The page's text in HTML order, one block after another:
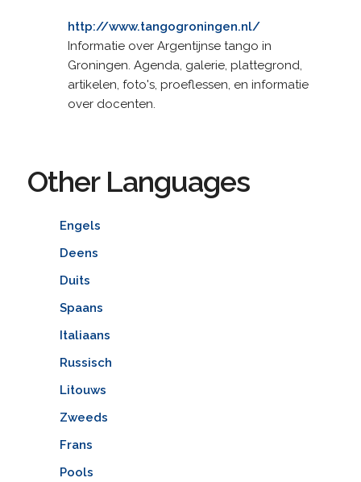
http://www.tangogroningen.nl/
Informatie over Argentijnse tango in
Groningen. Agenda, galerie, plattegrond,
artikelen, foto's, proeflessen, en informatie
over docenten.
Other Languages
Engels
Deens
Duits
Spaans
Italiaans
Russisch
Litouws
Zweeds
Frans
Pools